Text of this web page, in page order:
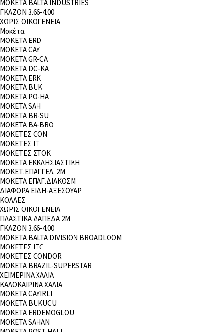
ΜΟΚΕΤΑ BALTA INDUSTRIES
ΓΚΑΖΟΝ 3.66-4.00
ΧΩΡΙΣ ΟΙΚΟΓΕΝΕΙΑ
Μοκέτα
ΜΟΚΕΤΑ ERD
ΜΟΚΕΤΑ CAY
ΜΟΚΕΤΑ GR-CA
MOKETA DO-KA
ΜΟΚΕΤΑ ERK
MOKETA BUK
MOKETA PO-HA
ΜΟΚΕΤΑ SAH
ΜΟΚΕΤΑ BR-SU
ΜΟΚΕΤΑ BA-BRO
ΜΟΚΕΤΕΣ CON
ΜΟΚΕΤΕΣ ΙΤ
ΜΟΚΕΤΕΣ ΣΤΟΚ
ΜΟΚΕΤΑ ΕΚΚΛΗΣΙΑΣΤΙΚΗ
ΜΟΚΕΤ.ΕΠΑΓΓΕΛ. 2Μ
ΜΟΚΕΤΑ ΕΠΑΓ.ΔΙΑΚΟΣΜ
ΔΙΑΦΟΡΑ ΕΙΔΗ-ΑΞΕΣΟΥΑΡ
ΚΟΛΛΕΣ
ΧΩΡΙΣ ΟΙΚΟΓΕΝΕΙΑ
ΠΛΑΣΤΙΚΑ ΔΑΠΕΔΑ 2Μ
ΓΚΑΖΟΝ 3.66-4.00
ΜΟΚΕΤΑ BALTA DIVISION BROADLOOM
ΜΟΚΕΤΕΣ ΙΤC
ΜΟΚΕΤΕΣ CONDOR
ΜΟΚΕΤΑ BRAZIL-SUPERSTAR
ΧΕΙΜΕΡΙΝΑ ΧΑΛΙΑ
ΚΑΛΟΚΑΙΡΙΝΑ ΧΑΛΙΑ
ΜΟΚΕΤΑ CAYIRLI
MOKETA BUKUCU
ΜΟΚΕΤΑ ERDEMOGLOU
ΜΟΚΕΤΑ SAHAN